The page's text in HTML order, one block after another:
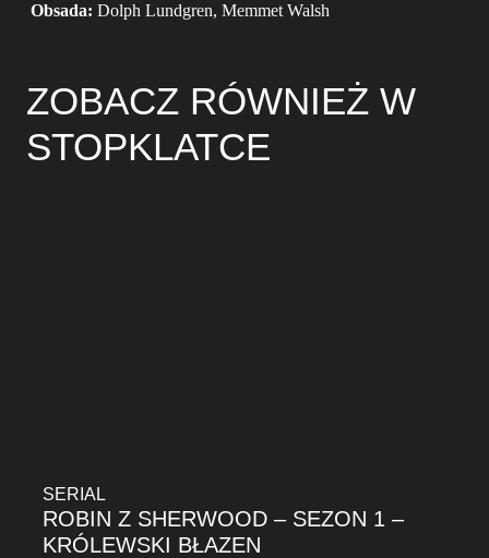
Obsada: Dolph Lundgren, Memmet Walsh
ZOBACZ RÓWNIEŻ W
STOPKLATCE
SERIAL
ROBIN Z SHERWOOD – SEZON 1 –
KRÓLEWSKI BŁAZEN